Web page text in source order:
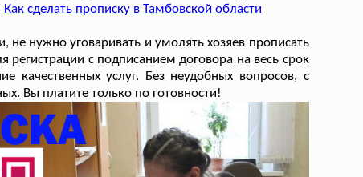
Как сделать прописку в Тамбовской области
не нужно уговаривать и умолять хозяев прописать
с подписанием договора на весь срок
качественных услуг. Без неудобных вопросов, с
Вы платите только по готовности!